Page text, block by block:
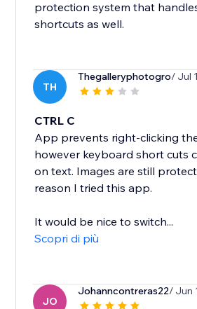
protection system that
shortcuts as well.
TH
Thegalleryphotogro/ Jul
CTRL C
App prevents right-clicking
however keyboard short cuts
on text. Images are still
reason I tried this app.
It would be nice to switch...
Scopri di più
JO
Johanncontreras22/ Jun